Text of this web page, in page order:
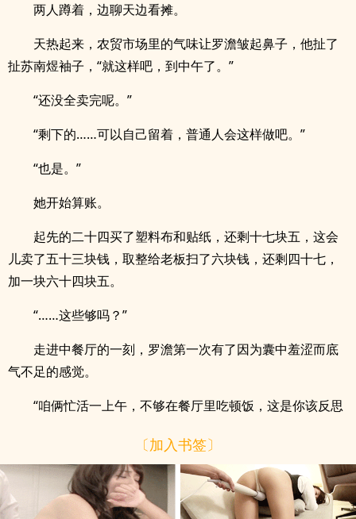
两人蹲着，边聊天边看摊。
天热起来，农贸市场里的气味让罗澹皱起鼻子，他扯了
扯苏南煜袖子，“就这样吧，到中午了。”
“还没全卖完呢。”
“剩下的……可以自己留着，普通人会这样做吧。”
“也是。”
她开始算账。
起先的二十四买了塑料布和贴纸，还剩十七块五，这会
儿卖了五十三块钱，取整给老板扫了六块钱，还剩四十七，
加一块六十四块五。
“……这些够吗？”
走进中餐厅的一刻，罗澹第一次有了因为囊中羞涩而底
气不足的感觉。
“咱俩忙活一上午，不够在餐厅里吃顿饭，这是你该反思
〔加入书签〕